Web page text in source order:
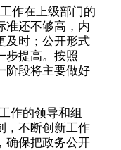
作在上级部门的
准还不够高，内
及时；公开形式
步提高。按照
阶段将主要做好
作的领导和组
，不断创新工作
确保把政务公开